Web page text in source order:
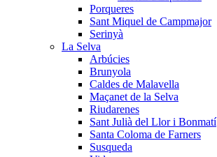
Porqueres
Sant Miquel de Campmajor
Serinyà
La Selva
Arbúcies
Brunyola
Caldes de Malavella
Maçanet de la Selva
Riudarenes
Sant Julià del Llor i Bonmatí
Santa Coloma de Farners
Susqueda